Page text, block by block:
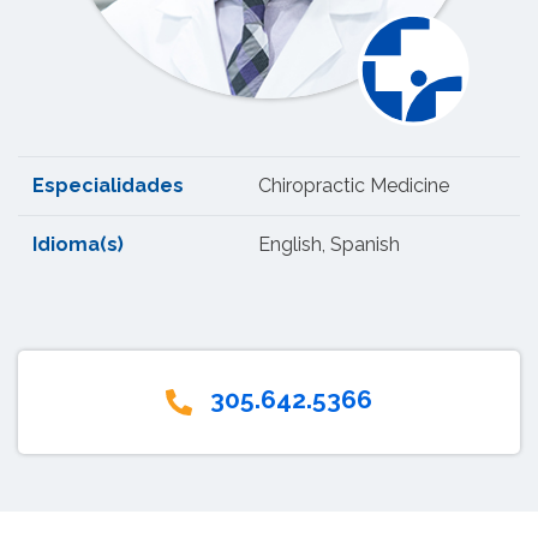
Especialidades Chiropractic Medicine
Idioma(s) English, Spanish
305.642.5366